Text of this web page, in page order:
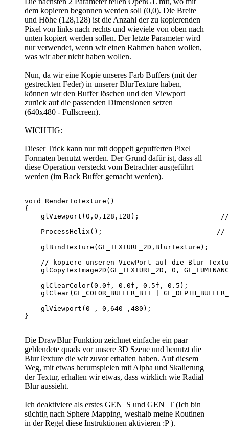
dem kopieren begonnen werden soll (0,0). Die Breite
und Höhe (128,128) ist die Anzahl der zu kopierenden
Pixel von links nach rechts und wieviele von oben nach
unten kopiert werden sollen. Der letzte Parameter wird
nur verwendet, wenn wir einen Rahmen haben wollen,
was wir aber nicht haben wollen.
Nun, da wir eine Kopie unseres Farb Buffers (mit der
gestreckten Feder) in unserer BlurTexture haben,
können wir den Buffer löschen und den Viewport
zurück auf die passenden Dimensionen setzen
(640x480 - Fullscreen).
WICHTIG:
Dieser Trick kann nur mit doppelt gepufferten Pixel
Formaten benutzt werden. Der Grund dafür ist, dass all
diese Operation versteckt vom Betrachter ausgeführt
werden (im Back Buffer gemacht werden).
void RenderToTexture()                            //
{
glViewport(0,0,128,128);
ProcessHelix();                            //
glBindTexture(GL_TEXTURE_2D,BlurTexture);
// kopiere unseren ViewPort auf die Blur
glCopyTexImage2D(GL_TEXTURE_2D, 0,
glClearColor(0.0f, 0.0f, 0.5f, 0.5);
glClear(GL_COLOR_BUFFER_BIT |
glViewport(0 , 0,640 ,480);
Die DrawBlur Funktion zeichnet einfache ein paar
geblendete quads vor unsere 3D Szene und benutzt die
BlurTexture die wir zuvor erhalten haben. Auf diesem
Weg, mit etwas herumspielen mit Alpha und Skalierung
der Textur, erhalten wir etwas, dass wirklich wie Radial
Blur aussieht.
Ich deaktiviere als erstes GEN_S und GEN_T (Ich bin
süchtig nach Sphere Mapping, weshalb meine Routinen
in der Regel diese Instruktionen aktivieren :P ).